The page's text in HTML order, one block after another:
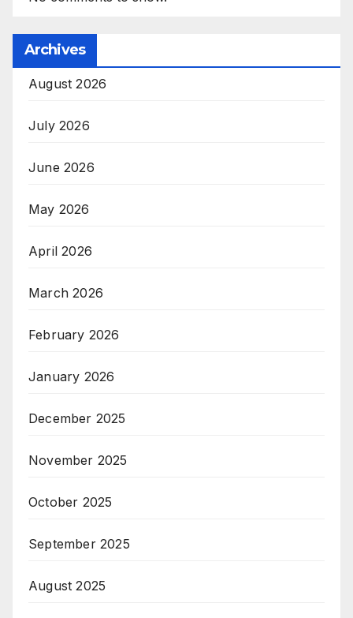
Archives
August 2026
July 2026
June 2026
May 2026
April 2026
March 2026
February 2026
January 2026
December 2025
November 2025
October 2025
September 2025
August 2025